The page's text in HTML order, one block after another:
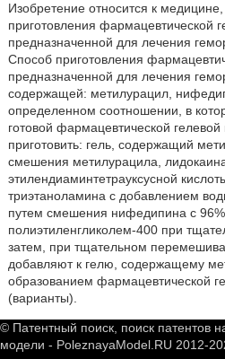
Изобретение относится к
приготовления фармацевтической
предназначенной для лечения
Способ приготовления
предназначенной для лечения
содержащей: метилурацил,
определенном соотношении, в
готовой фармацевтической
приготовить: гель, содержащий
смешения метилурацила,
этилендиаминтетрауксусной
триэтаноламина с добавлением
путем смешения нифедипина с
полиэтиленгликолем-400 при
затем, при тщательном
добавляют к гелю, содержащему
образованием фармацевтической
(варианты).
© Патентный поиск, поиск патентов
модели - PoleznayaModel.RU 2012-